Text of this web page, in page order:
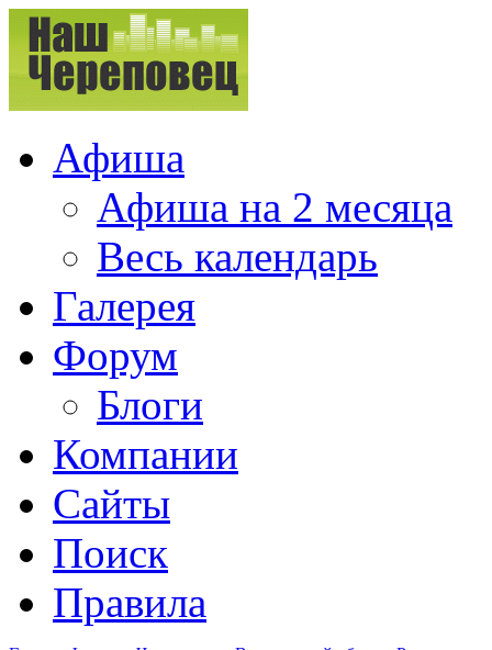
Афиша
Афиша на 2 месяца
Весь календарь
Галерея
Форум
Блоги
Компании
Сайты
Поиск
Правила